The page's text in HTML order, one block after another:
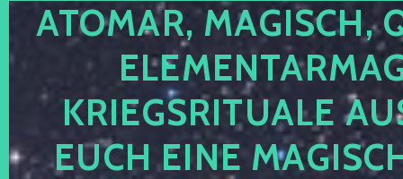
ATOMAR, MAGISCH,
KRIEGSRITUALE
EUCH EINE